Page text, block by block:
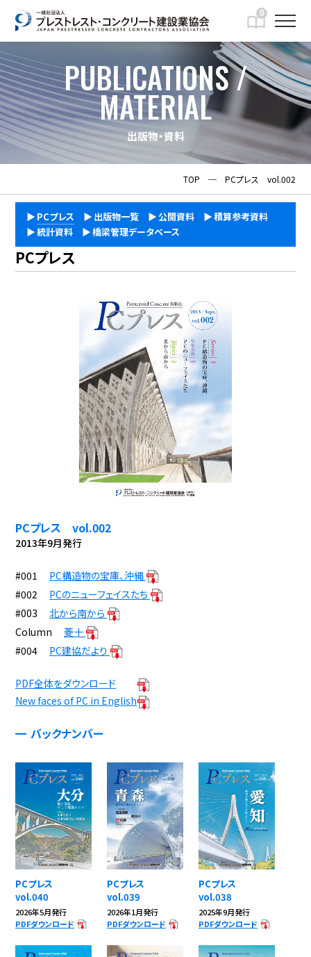
0
PUBLICATIONS /
MATERIAL
出版物・資料
TOP ─ PCプレス vol.002
PCプレス 出版物一覧 公開資料
積算参考資料
統計資料
橋梁管理データベース
PCプレス
PCプレス vol.002
2013年9月発行
#001 PC構造物の宝庫、沖縄
#002 PCのニューフェイスたち
#003 北から南から
Column 菱十
#004 PC建協だより
PDF全体をダウンロード
New faces of PC in English
バックナンバー
PCプレス
vol.040
2026年5月発行
PDFダウンロード
PCプレス
vol.039
2026年1月発行
PDFダウンロード
PCプレス
vol.038
2025年9月発行
PDFダウンロード